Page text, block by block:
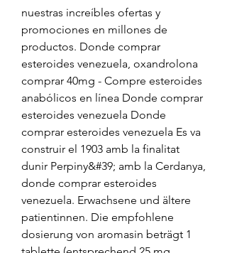
nuestras increíbles ofertas y
promociones en millones de
productos. Donde comprar
esteroides venezuela, oxandrolona
comprar 40mg - Compre esteroides
anabólicos en línea Donde comprar
esteroides venezuela Donde
comprar esteroides venezuela Es va
construir el 1903 amb la finalitat
dunir Perpiny&#39; amb la Cerdanya,
donde comprar esteroides
venezuela. Erwachsene und ältere
patientinnen. Die empfohlene
dosierung von aromasin beträgt 1